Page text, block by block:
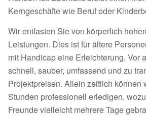
Kerngeschäfte wie Beruf oder
Wir entlasten Sie von körperlich
Leistungen. Dies ist für ältere
mit Handicap eine Erleichterung. Vor
schnell, sauber, umfassend und zu
Projektpreisen. Allein zeitlich können
Stunden professionell erledigen,
Freunde vielleicht mehrere Tage